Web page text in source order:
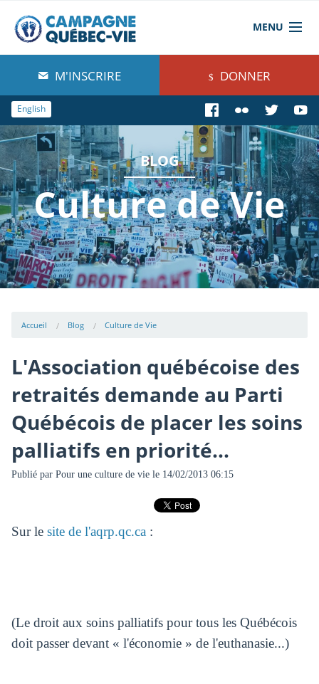
MENU
À propos de nous
Blog
Comprendre
Agir
Boutique
M'INSCRIRE DONNER
English
BLOG
Culture de Vie
Accueil Blog Culture de Vie
L'Association québécoise des
retraités demande au Parti
Québécois de placer les soins
palliatifs en priorité...
Publié par Pour une culture de viele 14/02/2013 06:15
Sur le site de l'aqrp.qc.ca :
(Le droit aux soins palliatifs pour tous les Québécois
doit passer devant « l'économie » de l'euthanasie...)